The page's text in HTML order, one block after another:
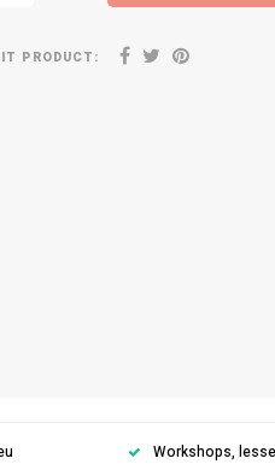
PRODUCT:
Workshops,